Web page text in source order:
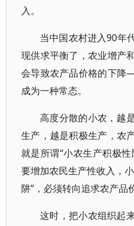
入。
当中国农村进入90年
现供求平衡了，农业增产
会导致农产品价格的下
成为一种常态。
高度分散的小农，越
生产，越是积极生产，农
就是所谓“小农生产积极
要增加农民生产性收入，
阱”，必须转向追求农产品
这时，把小农组织起